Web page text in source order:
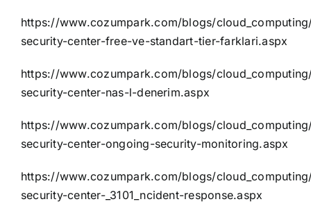
https://www.cozumpark.com/blogs/
security-center-free-ve-standart-tier-farklari.aspx
https://www.cozumpark.com/blogs/
security-center-nas-l-denerim.aspx
https://www.cozumpark.com/blogs/
security-center-ongoing-security-monitoring.aspx
https://www.cozumpark.com/blogs/
security-center-_3101_ncident-response.aspx